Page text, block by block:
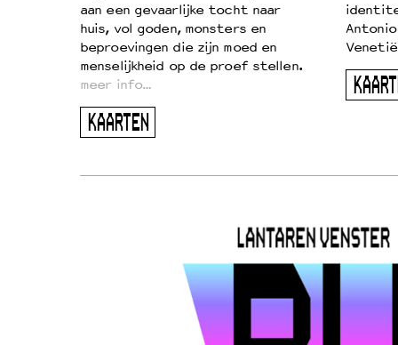
aan een gevaarlijke tocht naar
huis, vol goden, monsters en
beproevingen die zijn moed en
menselijkheid op de proef stellen.
meer info…
KAARTEN